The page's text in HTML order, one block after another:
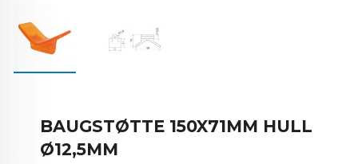
BAUGSTØTTE 150X71MM HULL
Ø12,5MM